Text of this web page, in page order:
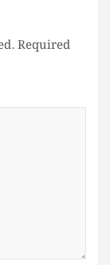
Required